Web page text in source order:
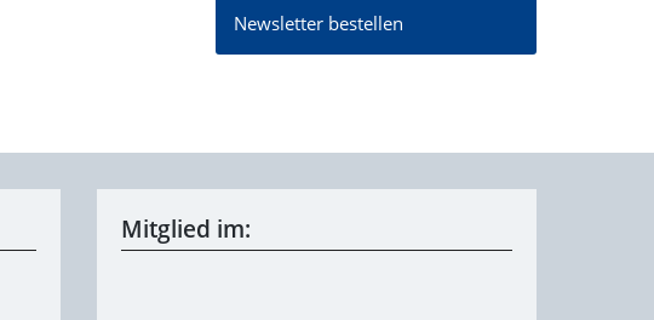
Newsletter bestellen
Mitglied im: